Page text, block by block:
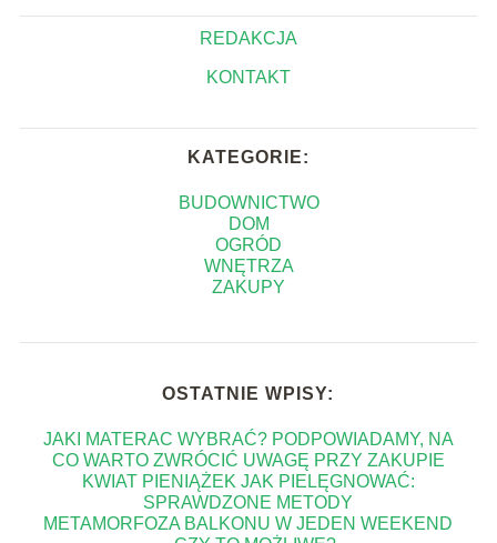
REDAKCJA
KONTAKT
KATEGORIE:
BUDOWNICTWO
DOM
OGRÓD
WNĘTRZA
ZAKUPY
OSTATNIE WPISY:
JAKI MATERAC WYBRAĆ? PODPOWIADAMY, NA
CO WARTO ZWRÓCIĆ UWAGĘ PRZY ZAKUPIE
KWIAT PIENIĄŻEK JAK PIELĘGNOWAĆ:
SPRAWDZONE METODY
METAMORFOZA BALKONU W JEDEN WEEKEND